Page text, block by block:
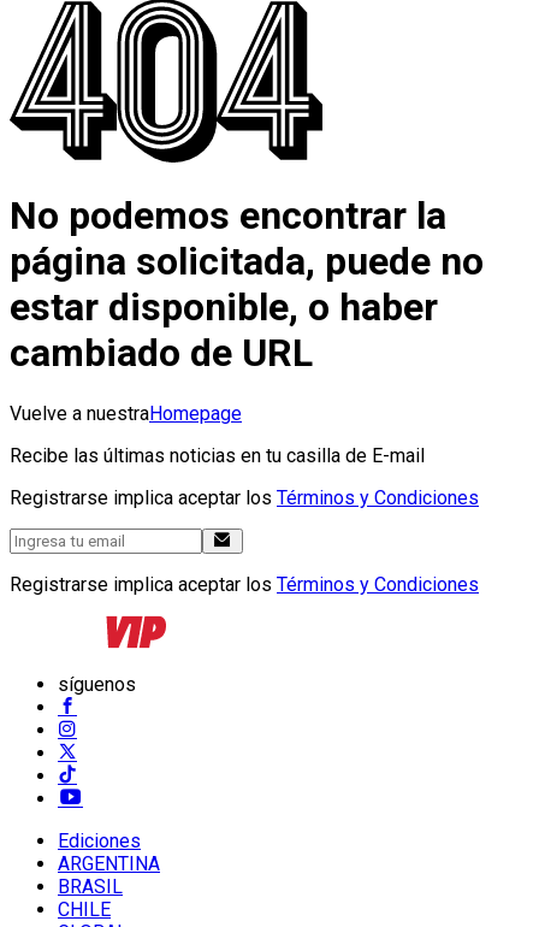
No podemos encontrar la
página solicitada, puede no
estar disponible, o haber
cambiado de URL
Vuelve a nuestraHomepage
Recibe las últimas noticias en tu casilla de E-mail
Registrarse implica aceptar los Términos y Condiciones
Registrarse implica aceptar los Términos y Condiciones
síguenos
Ediciones
ARGENTINA
BRASIL
CHILE